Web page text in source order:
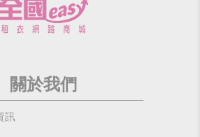
關於我們
訊